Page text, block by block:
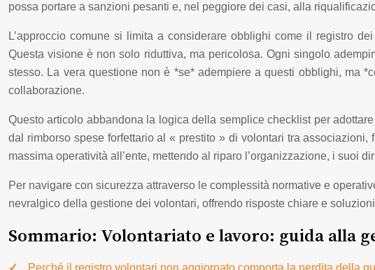
possa portare a sanzioni pesanti e, nel peggiore dei casi, alla
L’approccio comune si limita a considerare obblighi come il registro
Questa visione è non solo riduttiva, ma pericolosa. Ogni singolo
stesso. La vera questione non è *se* adempiere a questi obblighi, ma
collaborazione.
Questo articolo abbandona la logica della semplice checklist per
dal rimborso spese forfettario al « prestito » di volontari tra
massima operatività all’ente, mettendo al riparo l’organizzazione, i suoi
Per navigare con sicurezza attraverso le complessità normative e
nevralgico della gestione dei volontari, offrendo risposte chiare e
Sommario: Volontariato e lavoro: guida alla
Perché il registro volontari non aggiornato comporta la perdita della